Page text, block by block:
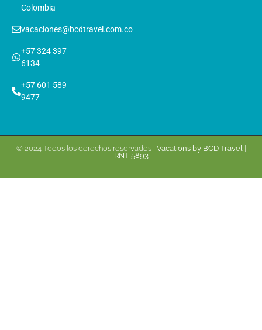
Colombia
vacaciones@bcdtravel.com.co
+57 324 397
6134
+57 601 589
9477
© 2024 Todos los derechos reservados | Vacations by BCD Travel|
RNT 5893